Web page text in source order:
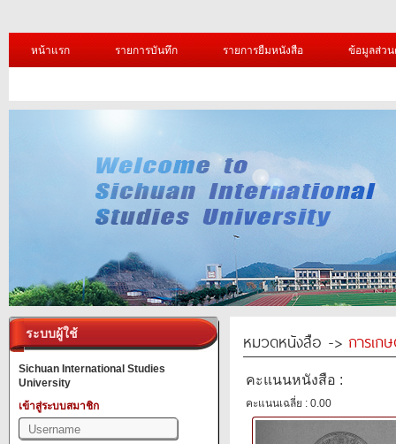
หน้าแรก รายการบันทึก รายการยืมหนังสือ ข้อมูลส่ว
ระบบผู้ใช้
Sichuan International Studies
University
เข้าสู่ระบบสมาชิก
หมวดหนังสือ -> การเก
คะแนนหนังสือ :
คะแนนเฉลี่ย : 0.00